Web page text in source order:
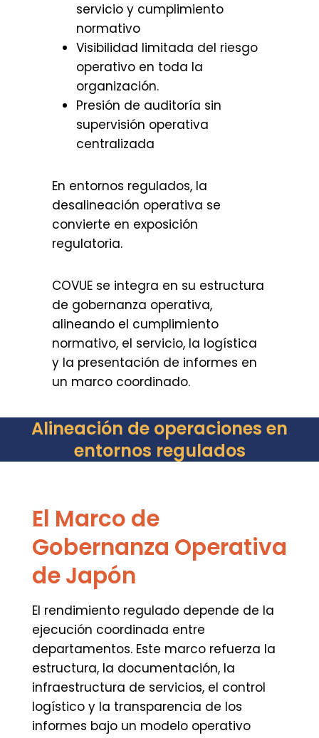
servicio y cumplimiento
normativo
Visibilidad limitada del riesgo
operativo en toda la
organización.
Presión de auditoría sin
supervisión operativa
centralizada
En entornos regulados, la
desalineación operativa se
convierte en exposición
regulatoria.
COVUE se integra en su estructura
de gobernanza operativa,
alineando el cumplimiento
normativo, el servicio, la logística
y la presentación de informes en
un marco coordinado.
Alineación de operaciones en
entornos regulados
El Marco de
Gobernanza Operativa
de Japón
El rendimiento regulado depende de la
ejecución coordinada entre
departamentos. Este marco refuerza la
estructura, la documentación, la
infraestructura de servicios, el control
logístico y la transparencia de los
informes bajo un modelo operativo